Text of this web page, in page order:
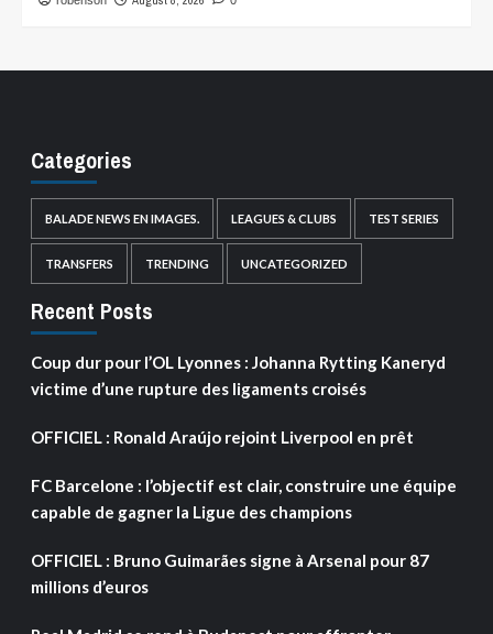
Categories
BALADE NEWS EN IMAGES. LEAGUES & CLUBS TEST SERIES
TRANSFERS TRENDING UNCATEGORIZED
Recent Posts
Coup dur pour l’OL Lyonnes : Johanna Rytting Kaneryd
victime d’une rupture des ligaments croisés
OFFICIEL : Ronald Araújo rejoint Liverpool en prêt
FC Barcelone : l’objectif est clair, construire une équipe
capable de gagner la Ligue des champions
OFFICIEL : Bruno Guimarães signe à Arsenal pour 87
millions d’euros